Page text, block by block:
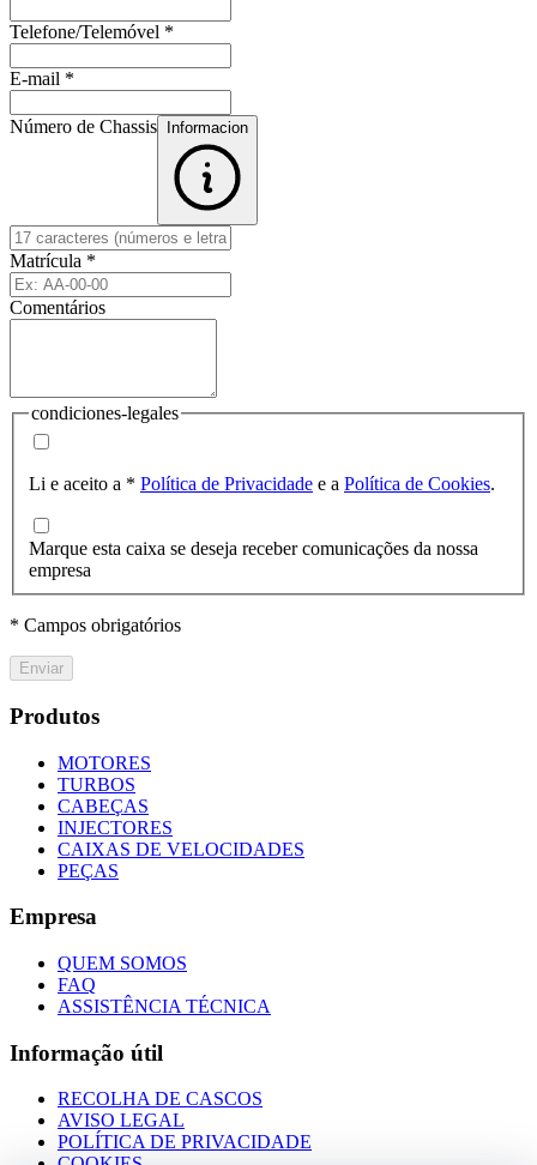
Telefone/Telemóvel *
E-mail *
Número de Chassis Informacion
Matrícula *
Comentários
condiciones-legales
Li e aceito a * Política de Privacidade e a Política de Cookies.
Marque esta caixa se deseja receber comunicações da nossa
empresa
* Campos obrigatórios
Enviar
Produtos
MOTORES
TURBOS
CABEÇAS
INJECTORES
CAIXAS DE VELOCIDADES
PEÇAS
Empresa
QUEM SOMOS
FAQ
ASSISTÊNCIA TÉCNICA
Informação útil
RECOLHA DE CASCOS
AVISO LEGAL
POLÍTICA DE PRIVACIDADE